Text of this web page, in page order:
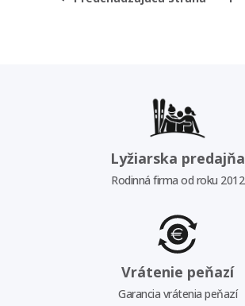
Lyžiarska predajňa
Rodinná firma od roku 2012
Vrátenie peňazí
Garancia vrátenia peňazí